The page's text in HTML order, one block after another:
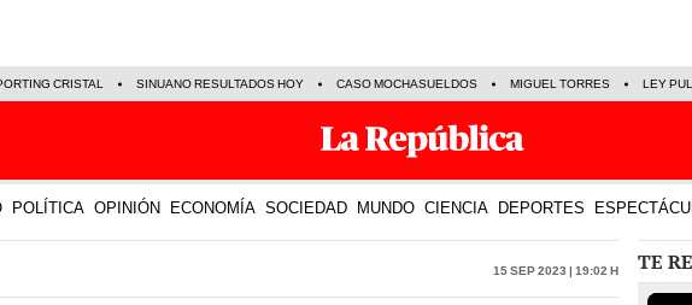
CRISTAL SINUANO RESULTADOS HOY CASO MOCHASUELDOS MIGUEL TORRES LEY
POLÍTICA OPINIÓN ECONOMÍA SOCIEDAD MUNDO CIENCIA DEPORTES
15 Sep 2023 | 19:02 h TE